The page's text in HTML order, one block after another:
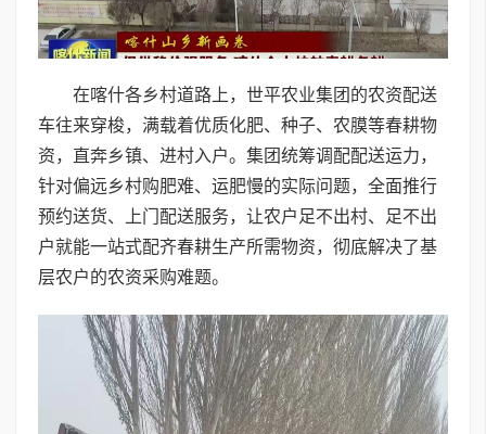
在喀什各乡村道路上，世平农业集团的农资配送
车往来穿梭，满载着优质化肥、种子、农膜等春耕物
资，直奔乡镇、进村入户。集团统筹调配配送运力，
针对偏远乡村购肥难、运肥慢的实际问题，全面推行
预约送货、上门配送服务，让农户足不出村、足不出
户就能一站式配齐春耕生产所需物资，彻底解决了基
层农户的农资采购难题。